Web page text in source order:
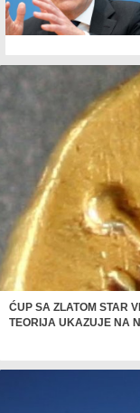
ĆUP SA ZLATOM STAR
TEORIJA UKAZUJE NA